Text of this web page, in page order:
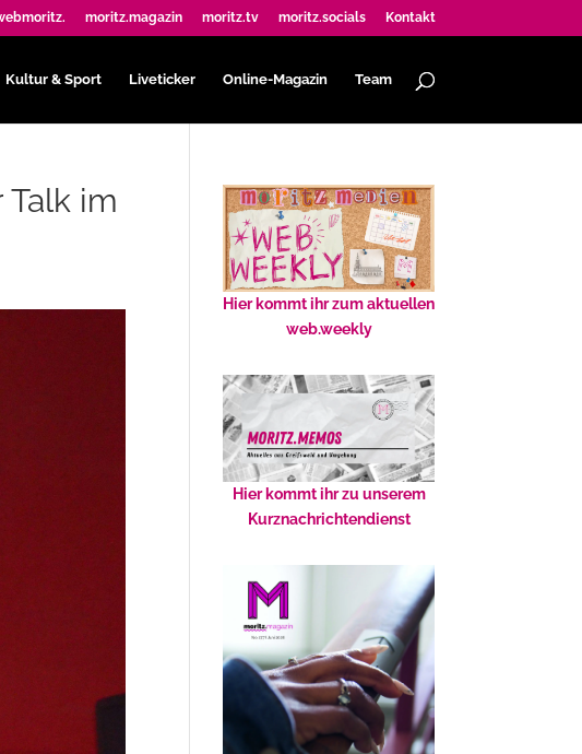
moritz.magazin moritz.tv moritz.socials Kontakt
Kultur & Sport Liveticker Online-Magazin Team
im
Hier kommt ihr zum aktuellen
web.weekly
Hier kommt ihr zu unserem
Kurznachrichtendienst